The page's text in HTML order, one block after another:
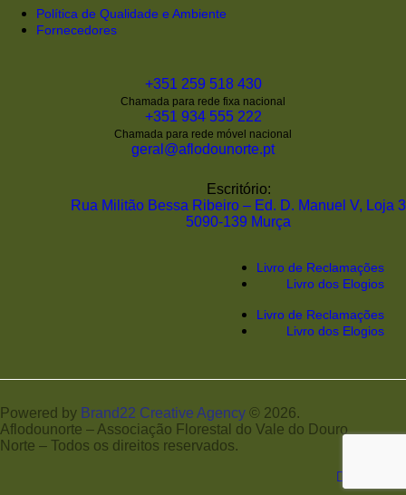
Política de Qualidade e Ambiente
Fornecedores
+351 259 518 430
Chamada para rede fixa nacional
+351 934 555 222
Chamada para rede móvel nacional
geral@aflodounorte.pt
Escritório:
Rua Militão Bessa Ribeiro – Ed. D. Manuel V, Loja 3
5090-139 Murça
Livro de Reclamações
Livro dos Elogios
Livro de Reclamações
Livro dos Elogios
Powered by Brand22 Creative Agency © 2026.
Aflodounorte – Associação Florestal do Vale do Douro
Norte – Todos os direitos reservados.